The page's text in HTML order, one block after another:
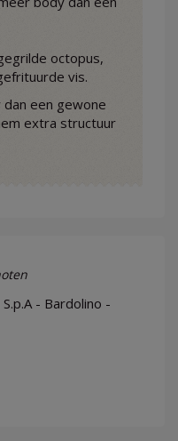
octopus,
vis.
een gewone
extra structuur
- Bardolino -